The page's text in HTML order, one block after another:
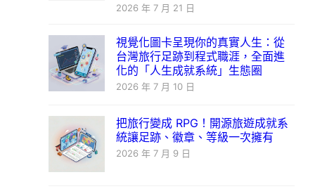
2026 年 7 月 21 日
視覺化圖卡呈現你的真實人生：從
台灣旅行足跡到程式職涯，全面進
化的「人生成就系統」生態圈
2026 年 7 月 10 日
把旅行變成 RPG！開源旅遊成就系
統讓足跡、徽章、等級一次擁有
2026 年 7 月 9 日